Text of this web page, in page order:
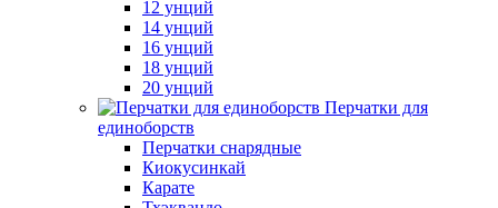
12 унций
14 унций
16 унций
18 унций
20 унций
Перчатки для
единоборств
Перчатки снарядные
Киокусинкай
Карате